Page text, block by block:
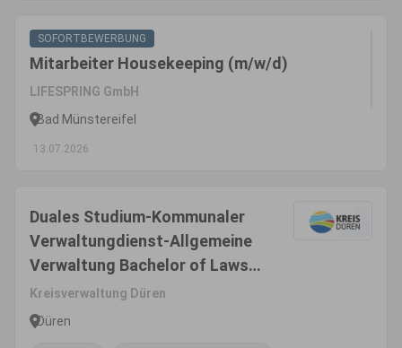
SOFORTBEWERBUNG
Mitarbeiter Housekeeping (m/w/d)
LIFESPRING GmbH
Bad Münstereifel
13.07.2026
Duales Studium-Kommunaler
Verwaltungdienst-Allgemeine
Verwaltung Bachelor of Laws
im Beamtenverhältnis (m/w/d)
Kreisverwaltung Düren
Düren